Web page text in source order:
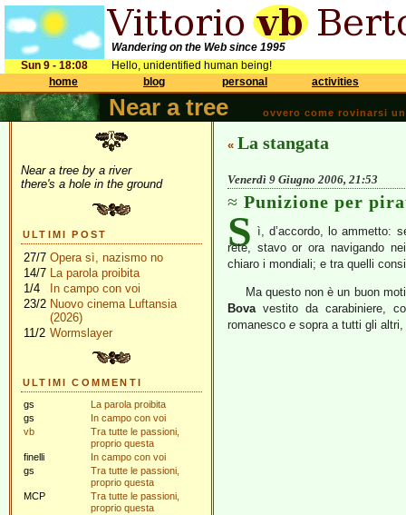
Wandering on the Web since 1995
Sun 9 - 18:08
Hello, unidentified human being!
home
blog personal activities
Near a tree ovvero come rovinarsi
Near a tree by a river
there's a hole in the ground
ULTIMI POST
27/7 Opera sì, nazismo no
14/7 La parola proibita
1/4
In campo con voi
23/2 Nuovo cinema Luftansia
(2026)
11/2 Wormslayer
ULTIMI COMMENTI
gs
La parola proibita
gs
In campo con voi
vb
Tra tutte le passioni,
proprio questa
finelli
In campo con voi
gs
Tra tutte le passioni,
proprio questa
MCP
Tra tutte le passioni,
proprio questa
« La stangata
Venerdì 9 Giugno 2006, 21:53
Punizione per
S ì, d’accordo, lo ammetto:
rete, stavo or ora navigando
chiaro i mondiali; e tra quelli
Ma questo non è un buon
Bovavestito da carabiniere,
romanesco e sopra a tutti gli